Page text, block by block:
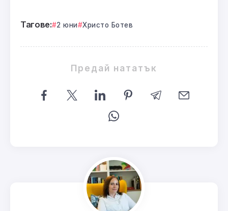
Тагове: 2 юни Христо Ботев
Предай нататък